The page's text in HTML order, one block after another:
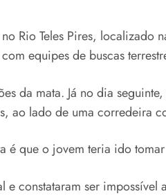
Rio Teles Pires,
equipes de buscas
da mata. Já no dia
ao lado de uma corredeira
é que o jovem teria ido
constataram ser